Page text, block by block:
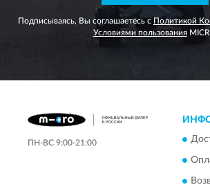
Подписываясь, Вы соглашаетесь с Политикой
Условиями пользования
ПН-ВС 9:00-21:00